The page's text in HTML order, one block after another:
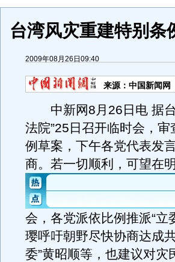
台湾风灾重建特别条
2009年08月26日09:40
来源： 中国新闻网
中新网8月26日电 据台
法院”25日召开临时会，审
例草案，下午各党代表发
商。若一切顺利，可望在
会，各党派依比例推派“立
璎呼吁朝野尽快协商达成
委”黄昭顺等，也建议对